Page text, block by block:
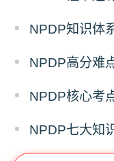
NPDP知识体
NPDP高分难
NPDP核心考
NPDP七大知